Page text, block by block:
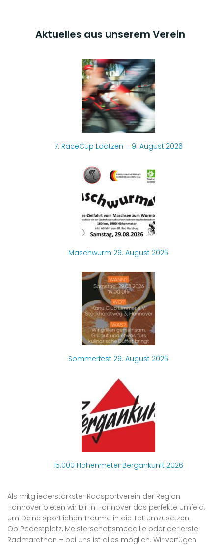
Aktuelles aus unserem Verein
7. RaceCup Laatzen – 9. August 2026
Maschwurm 29. August 2026
Sommerfest 29. August 2026
15.000 Höhenmeter Bergankunft 2026
Als mitgliederstärkster Radsportverein der Region
Hannover bieten wir Dir in Hannover das perfekte Umfeld,
um Deine sportlichen Träume in die Tat umzusetzen.
Ob Podestplatz, Meisterschaftsmedaille oder der erste
Radmarathon – bei uns ist alles möglich. Wir verfügen